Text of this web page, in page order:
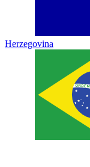
Herzegovina